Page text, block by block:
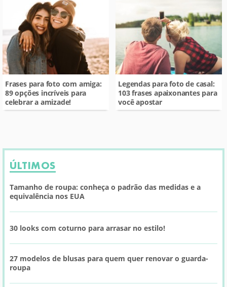
Frases para foto com amiga:
89 opções incríveis para
celebrar a amizade!
Legendas para foto de casal:
103 frases apaixonantes para
você apostar
ÚLTIMOS
Tamanho de roupa: conheça o padrão das medidas e a
equivalência nos EUA
30 looks com coturno para arrasar no estilo!
27 modelos de blusas para quem quer renovar o guarda-
roupa